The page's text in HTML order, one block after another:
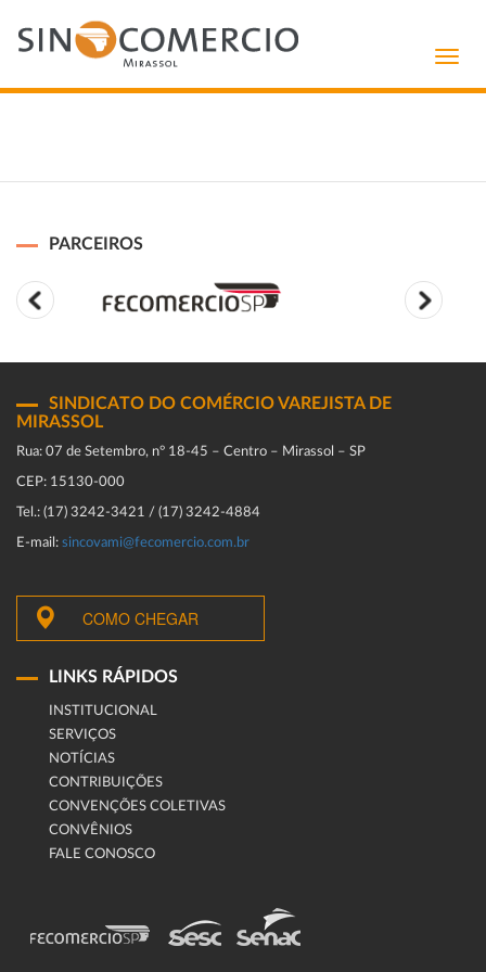
PARCEIROS
SINDICATO DO COMÉRCIO VAREJISTA DE
MIRASSOL
Rua: 07 de Setembro, n° 18-45 – Centro – Mirassol – SP
CEP: 15130-000
Tel.: (17) 3242-3421 / (17) 3242-4884
E-mail: sincovami@fecomercio.com.br
COMO CHEGAR
LINKS RÁPIDOS
INSTITUCIONAL
SERVIÇOS
NOTÍCIAS
CONTRIBUIÇÕES
CONVENÇÕES COLETIVAS
CONVÊNIOS
FALE CONOSCO